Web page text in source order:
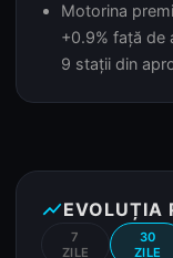
Motorina
+0.9% față de
9 stații din
show_chartEVOLUȚIA
7
ZILE
30
ZILE